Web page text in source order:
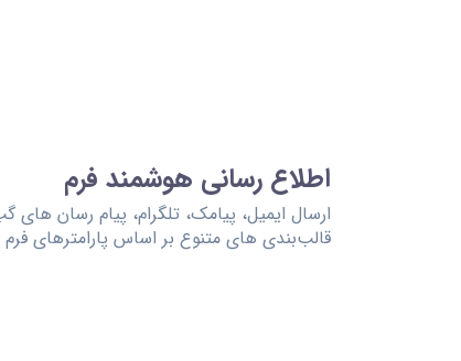
اطلاع رسانی هوشمند فرم
ارسال ایمیل، پیامک، تلگرام، پیام رسان های
قالب‌بندی های متنوع بر اساس پارامترهای فرم